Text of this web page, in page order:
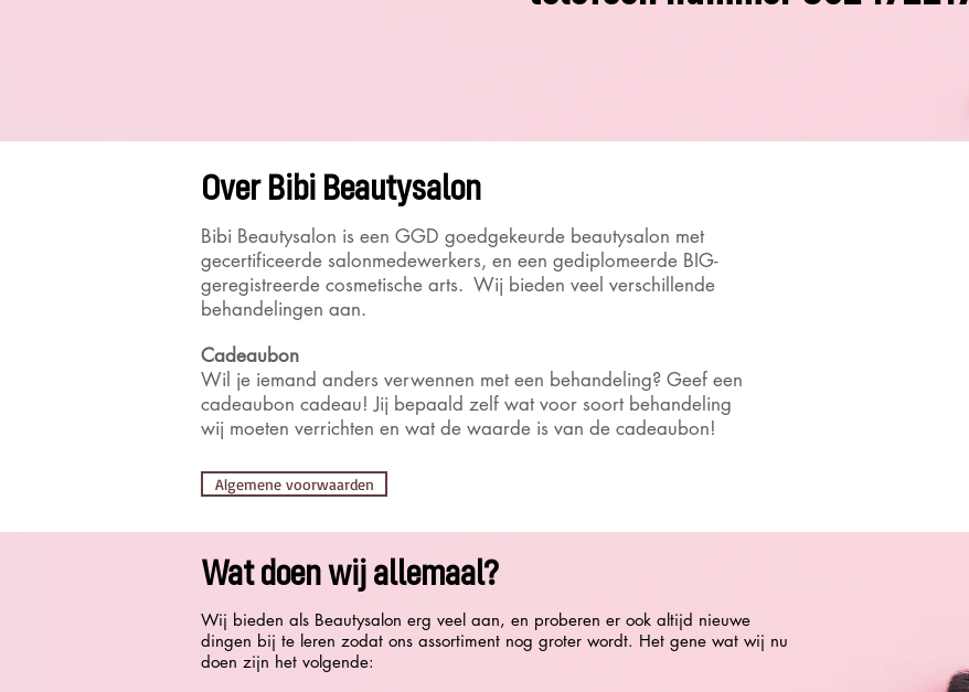
Over Bibi Beautysalon
Bibi Beautysalon is een GGD goedgekeurde beautysalon met
gecertificeerde salonmedewerkers, en een gediplomeerde BIG-
geregistreerde cosmetische arts. Wij bieden veel verschillende
behandelingen aan.
Cadeaubon
Wil je iemand anders verwennen met een behandeling? Geef een
cadeaubon cadeau! Jij bepaald zelf wat voor soort behandeling
wij moeten verrichten en wat de waarde is van de cadeaubon!
Algemene voorwaarden
Wat doen wij allemaal?
Wij bieden als Beautysalon erg veel aan, en proberen er ook altijd nieuwe
dingen bij te leren zodat ons assortiment nog groter wordt. Het gene wat wij nu
doen zijn het volgende: